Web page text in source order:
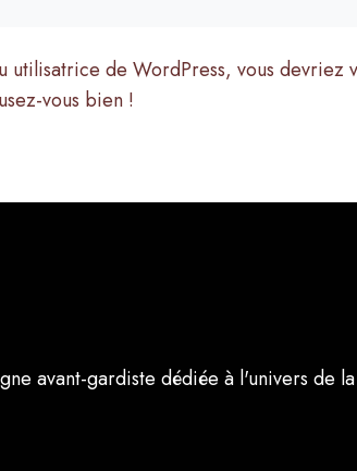
utilisatrice de WordPress, vous devriez
vous bien !
avant-gardiste dédiée à l'univers